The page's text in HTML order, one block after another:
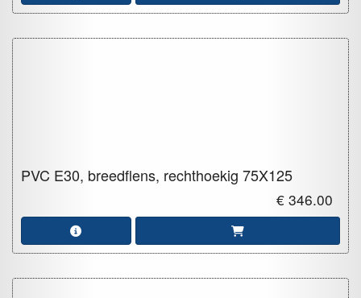
PVC E30, breedflens, rechthoekig 75X125
€ 346.00